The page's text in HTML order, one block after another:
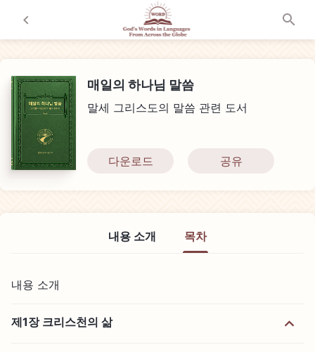
매일의 하나님 말씀
말세 그리스도의 말씀 관련 도서
다운로드 공유
내용 소개 목차
내용 소개
제1장 크리스천의 삶